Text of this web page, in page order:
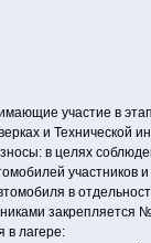
участие в
и Технической
в целях
участников
в
закрепляется
в лагере: